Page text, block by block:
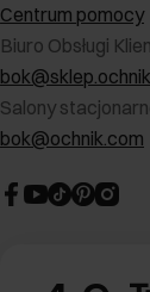
Centrum pomocy
Biuro Obsługi
Salony
bok@ochnik.com